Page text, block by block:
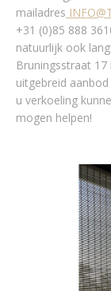
mailadres
+31 (0)85 888
natuurlijk ook
Bruningsstraat 17
uitgebreid
u verkoeling
mogen helpen!